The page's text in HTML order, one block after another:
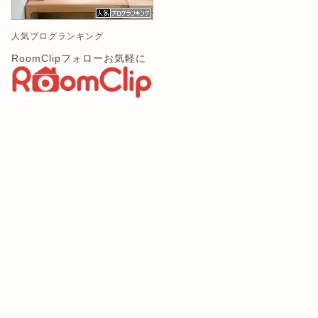
人気ブログランキング
RoomClipフォローお気軽に